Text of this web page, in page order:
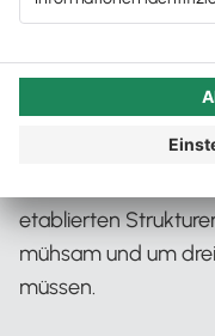
traditionellen
und deutlich
Routinetätigkeiten
und viele mehr.
etablierten
mühsam und um
müssen.